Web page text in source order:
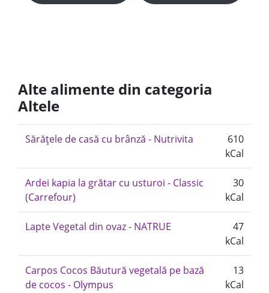
Alte alimente din categoria
Altele
Sărățele de casă cu brânză - Nutrivita
610
kCal
Ardei kapia la grătar cu usturoi - Classic
(Carrefour)
30
kCal
Lapte Vegetal din ovaz - NATRUE
47
kCal
Carpos Cocos Băutură vegetală pe bază
de cocos - Olympus
13
kCal